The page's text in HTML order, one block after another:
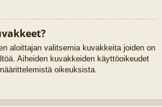
aloittajan valitsemia kuvakkeita joiden on
Aiheiden kuvakkeiden käyttöoikeudet
oikeuksista.